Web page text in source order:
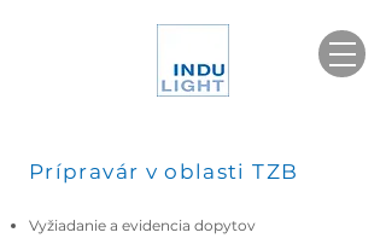
Prípravár v oblasti TZB
Vyžiadanie a evidencia dopytov